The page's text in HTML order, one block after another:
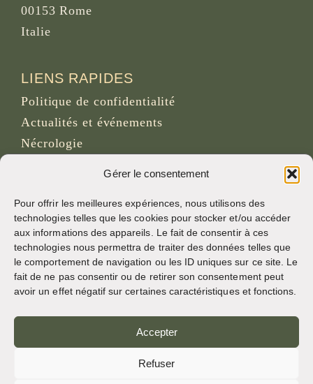
Gérer le consentement
Pour offrir les meilleures expériences, nous utilisons des
technologies telles que les cookies pour stocker et/ou accéder
aux informations des appareils. Le fait de consentir à ces
technologies nous permettra de traiter des données telles que
le comportement de navigation ou les ID uniques sur ce site. Le
fait de ne pas consentir ou de retirer son consentement peut
avoir un effet négatif sur certaines caractéristiques et fonctions.
Accepter
Refuser
00153 Rome
Italie
LIENS RAPIDES
Politique de confidentialité
Actualités et événements
Nécrologie
Lien du flux RSS
RÉSEAUX SOCIAUX
CRÉDITS